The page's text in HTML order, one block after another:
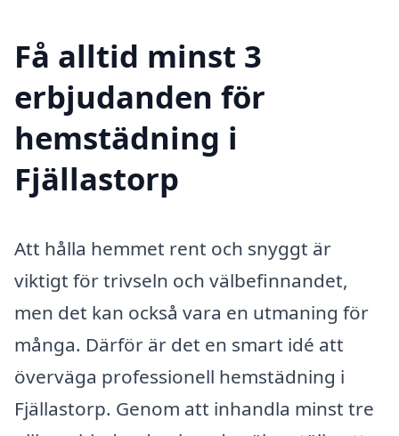
Få alltid minst 3
erbjudanden för
hemstädning i
Fjällastorp
Att hålla hemmet rent och snyggt är
viktigt för trivseln och välbefinnandet,
men det kan också vara en utmaning för
många. Därför är det en smart idé att
överväga professionell hemstädning i
Fjällastorp. Genom att inhandla minst tre